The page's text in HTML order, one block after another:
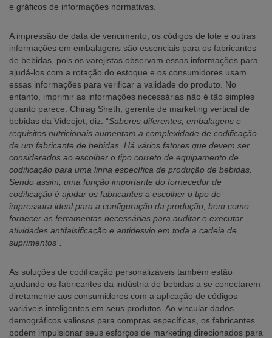
e gráficos de informações normativas.
A impressão de data de vencimento, os códigos de lote e outras
informações em embalagens são essenciais para os fabricantes
de bebidas, pois os varejistas observam essas informações para
ajudá-los com a rotação do estoque e os consumidores usam
essas informações para verificar a validade do produto. No
entanto, imprimir as informações necessárias não é tão simples
quanto parece. Chirag Sheth, gerente de marketing vertical de
bebidas da Videojet, diz: “Sabores diferentes, embalagens e
requisitos nutricionais aumentam a complexidade de codificação
de um fabricante de bebidas. Há vários fatores que devem ser
considerados ao escolher o tipo correto de equipamento de
codificação para uma linha específica de produção de bebidas.
Sendo assim, uma função importante do fornecedor de
codificação é ajudar os fabricantes a escolher o tipo de
impressora ideal para a configuração da produção, bem como
fornecer as ferramentas necessárias para auditar e executar
atividades antifalsificação e antidesvio em toda a cadeia de
suprimentos”.
As soluções de codificação personalizáveis também estão
ajudando os fabricantes da indústria de bebidas a se conectarem
diretamente aos consumidores com a aplicação de códigos
variáveis inteligentes em seus produtos. Ao vincular dados
demográficos valiosos para compras específicas, os fabricantes
podem impulsionar seus esforços de marketing direcionados para